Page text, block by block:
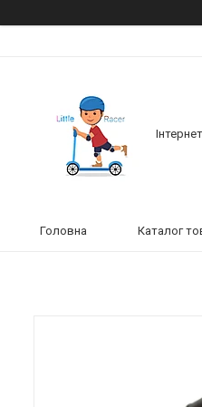
Головна Каталог